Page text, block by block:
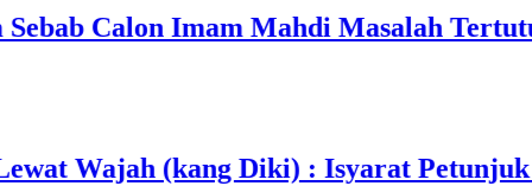
Calon Imam Mahdi Masalah
Wajah (kang Diki) : Isyarat Petunjuk